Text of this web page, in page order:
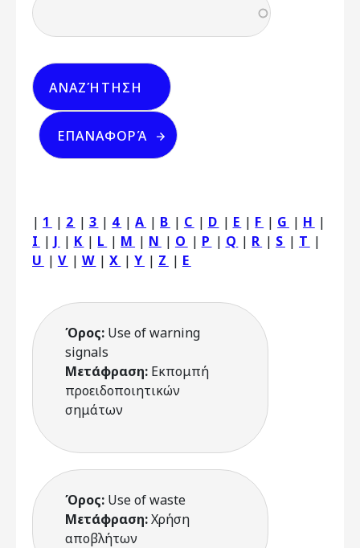
| 1 | 2 | 3 | 4 |A | B | C | D | E | F | G | H |
I | J | K | L | M | N | O | P | Q | R | S | T |
U | V | W |X |Y | Z | Ε
Όρος: Use of warning
signals
Μετάφραση: Εκπομπή
προειδοποιητικών
σημάτων
Όρος: Use of waste
Μετάφραση:Χρήση
αποβλήτων